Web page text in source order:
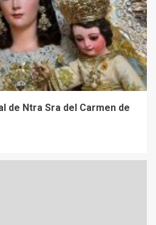
de Ntra Sra del Carmen de